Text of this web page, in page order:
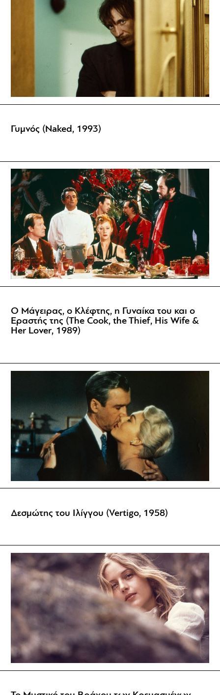
Γυμνός (Naked, 1993)
Ο Μάγειρας, ο Κλέφτης, η Γυναίκα του και ο
Εραστής της (The Cook, the Thief, His Wife &
Her Lover, 1989)
Δεσμώτης του Ιλίγγου (Vertigo, 1958)